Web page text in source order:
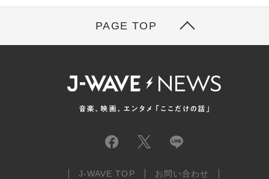
PAGE TOP
J-WAVE TOP お問い合わせ